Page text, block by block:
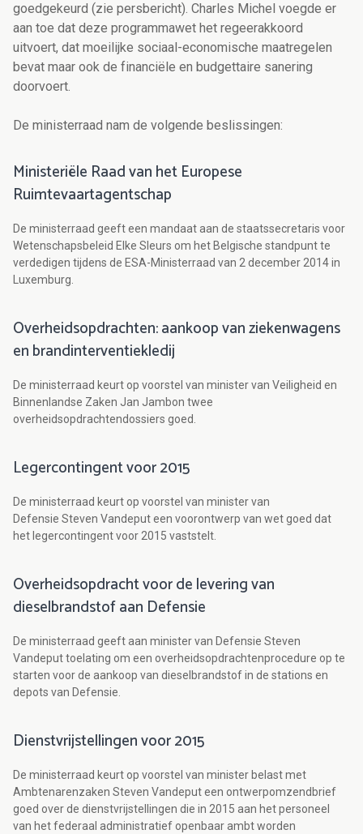
goedgekeurd (zie persbericht). Charles Michel voegde er
aan toe dat deze programmawet het regeerakkoord
uitvoert, dat moeilijke sociaal-economische maatregelen
bevat maar ook de financiële en budgettaire sanering
doorvoert.
De ministerraad nam de volgende beslissingen:
Ministeriële Raad van het Europese
Ruimtevaartagentschap
De ministerraad geeft een mandaat aan de staatssecretaris voor
Wetenschapsbeleid Elke Sleurs om het Belgische standpunt te
verdedigen tijdens de ESA-Ministerraad van 2 december 2014 in
Luxemburg.
Overheidsopdrachten: aankoop van ziekenwagens
en brandinterventiekledij
De ministerraad keurt op voorstel van minister van Veiligheid en
Binnenlandse Zaken Jan Jambon twee
overheidsopdrachtendossiers goed.
Legercontingent voor 2015
De ministerraad keurt op voorstel van minister van
Defensie Steven Vandeput een voorontwerp van wet goed dat
het legercontingent voor 2015 vaststelt.
Overheidsopdracht voor de levering van
dieselbrandstof aan Defensie
De ministerraad geeft aan minister van Defensie Steven
Vandeput toelating om een overheidsopdrachtenprocedure op te
starten voor de aankoop van dieselbrandstof in de stations en
depots van Defensie.
Dienstvrijstellingen voor 2015
De ministerraad keurt op voorstel van minister belast met
Ambtenarenzaken Steven Vandeput een ontwerpomzendbrief
goed over de dienstvrijstellingen die in 2015 aan het personeel
van het federaal administratief openbaar ambt worden